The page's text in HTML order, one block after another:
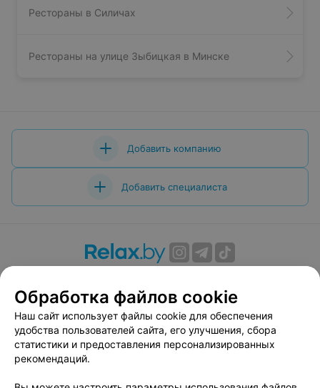
Рестораны в Силичах
Рестораны на улице Зыбицкая в Минске
Добавить компанию
Добавить специалиста
Вакансии
Публичный договор
Способы оплаты
Публичный договор по использованию сервиса
«Афиша»
Пользовательское соглашение
Обработка файлов cookie
Наш сайт использует файлы cookie для обеспечения
удобства пользователей сайта, его улучшения, сбора
статистики и предоставления персонализированных
рекомендаций.